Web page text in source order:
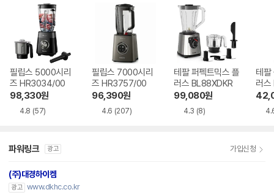
필립스 5000시리
즈 HR3034/00
98,330원
4.8 (57)
필립스 7000시리
즈 HR3757/00
96,390원
4.6 (207)
테팔 퍼펙트믹스 플
러스 BL88XDKR
99,080원
4.3 (8)
테팔
러
파워링크 광고 가입신청
(주)대경하이켐
광고 www.dkhc.co.kr